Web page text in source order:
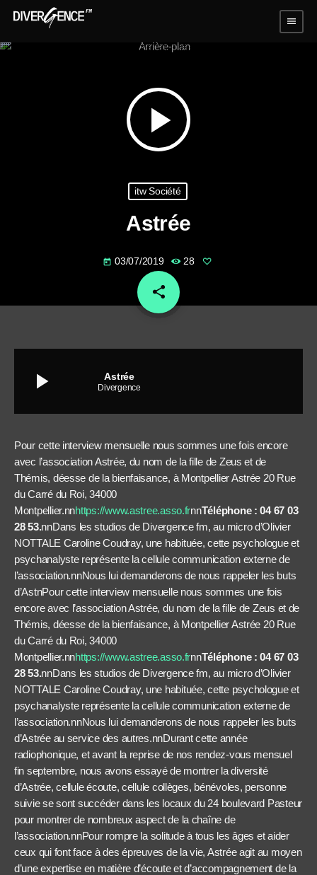
menu
play_arrow
itw Société
Astrée
today 03/07/2019 28
share
email
play_arrow Astrée
Divergence
Pour cette interview mensuelle nous sommes une fois encore
avec l’association Astrée, du nom de la fille de Zeus et de
Thémis, déesse de la bienfaisance, à Montpellier Astrée 20 Rue
du Carré du Roi, 34000
Montpellier.nnhttps://www.astree.asso.frnnTéléphone :04 67 03
28 53.nnDans les studios de Divergence fm, au micro d’Olivier
NOTTALE Caroline Coudray, une habituée, cette psychologue et
psychanalyste représente la cellule communication externe de
l’association.nnNous lui demanderons de nous rappeler les buts
d’AstnPour cette interview mensuelle nous sommes une fois
encore avec l’association Astrée, du nom de la fille de Zeus et de
Thémis, déesse de la bienfaisance, à Montpellier Astrée 20 Rue
du Carré du Roi, 34000
Montpellier.nnhttps://www.astree.asso.frnnTéléphone :04 67 03
28 53.nnDans les studios de Divergence fm, au micro d’Olivier
NOTTALE Caroline Coudray, une habituée, cette psychologue et
psychanalyste représente la cellule communication externe de
l’association.nnNous lui demanderons de nous rappeler les buts
d’Astrée au service des autres.nnDurant cette année
radiophonique, et avant la reprise de nos rendez-vous mensuel
fin septembre, nous avons essayé de montrer la diversité
d’Astrée, cellule écoute, cellule collèges, bénévoles, personne
suivie se sont succéder dans les locaux du 24 boulevard Pasteur
pour montrer de nombreux aspect de la chaîne de
l’association.nnPour rompre la solitude à tous les âges et aider
ceux qui font face à des épreuves de la vie, Astrée agit au moyen
d’une expertise en matière d’écoute et d’accompagnement de la